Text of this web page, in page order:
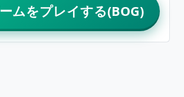
ムをプレイする(BOG)